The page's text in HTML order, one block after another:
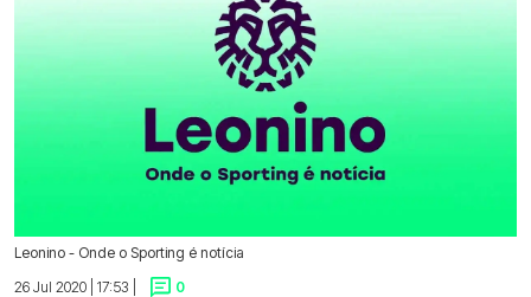
Leonino - Onde o Sporting é notícia
26 Jul 2020 | 17:53 |
0